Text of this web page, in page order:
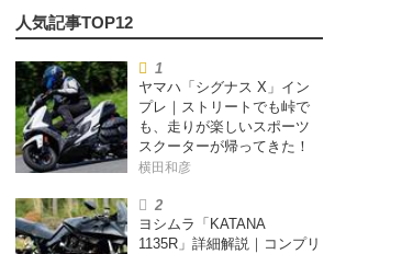
ヤマハ「シグナス X」イン
プレ｜ストリートでも峠で
も、走りが楽しいスポーツ
スクーターが帰ってきた！
横田和彦
ヨシムラ「KATANA
1135R」詳細解説｜コンプリ